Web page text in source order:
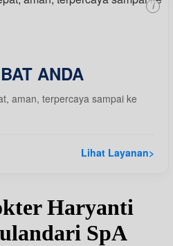
ANDA
aman, terpercaya sampai ke
Lihat Layanan>
i
Haryanti
SpA